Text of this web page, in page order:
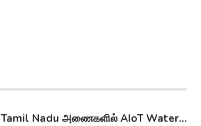
Tamil Nadu அணைகளில் AIoT Water...